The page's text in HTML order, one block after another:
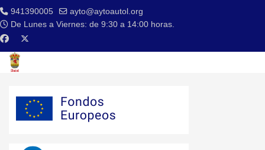
941390005
ayto@aytoautol.org
De Lunes a Viernes: de 9:30 a 14:00 horas.